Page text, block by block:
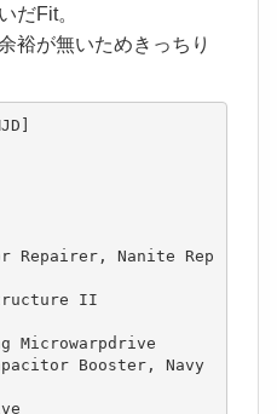
だFit。
裕が無いためきっちり
Repairer, Nanite Rep
II
Microwarpdrive
Booster, Navy